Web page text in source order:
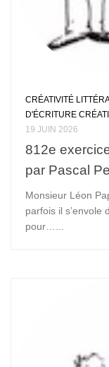
CRÉATIVITÉ
D'ÉCRITURE
19 JUIN 2026
812e
par Pascal
Monsieur Léon
parfois il s’envole
pour…...